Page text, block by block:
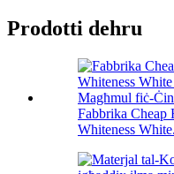
Prodotti dehru
Fabbrika Cheap
Whiteness